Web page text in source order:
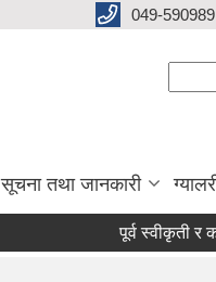
049-590989
सूचना तथा जानकारी
पूर्व स्वीकृती र